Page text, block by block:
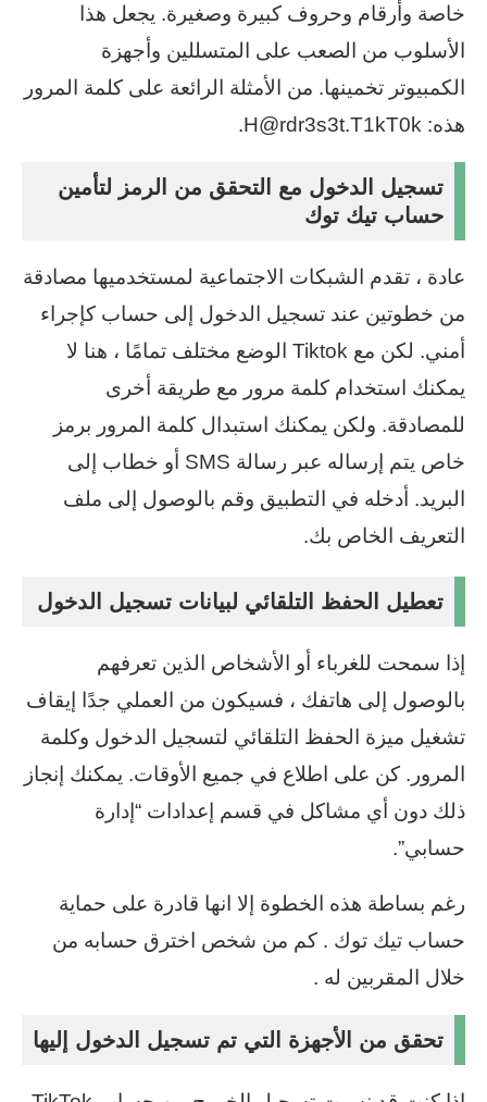
خاصة وأرقام وحروف كبيرة وصغيرة. يجعل هذا
الأسلوب من الصعب على المتسللين وأجهزة
الكمبيوتر تخمينها. من الأمثلة الرائعة على كلمة المرور
هذه: H@rdr3s3t.T1kT0k.
تسجيل الدخول مع التحقق من الرمز لتأمين
حساب تيك توك
عادة ، تقدم الشبكات الاجتماعية لمستخدميها مصادقة
من خطوتين عند تسجيل الدخول إلى حساب كإجراء
أمني. لكن مع Tiktok الوضع مختلف تمامًا ، هنا لا
يمكنك استخدام كلمة مرور مع طريقة أخرى
للمصادقة. ولكن يمكنك استبدال كلمة المرور برمز
خاص يتم إرساله عبر رسالة SMS أو خطاب إلى
البريد. أدخله في التطبيق وقم بالوصول إلى ملف
التعريف الخاص بك.
تعطيل الحفظ التلقائي لبيانات تسجيل الدخول
إذا سمحت للغرباء أو الأشخاص الذين تعرفهم
بالوصول إلى هاتفك ، فسيكون من العملي جدًا إيقاف
تشغيل ميزة الحفظ التلقائي لتسجيل الدخول وكلمة
المرور. كن على اطلاع في جميع الأوقات. يمكنك إنجاز
ذلك دون أي مشاكل في قسم إعدادات “إدارة
حسابي”.
رغم بساطة هذه الخطوة إلا انها قادرة على حماية
حساب تيك توك . كم من شخص اخترق حسابه من
خلال المقربين له .
تحقق من الأجهزة التي تم تسجيل الدخول إليها